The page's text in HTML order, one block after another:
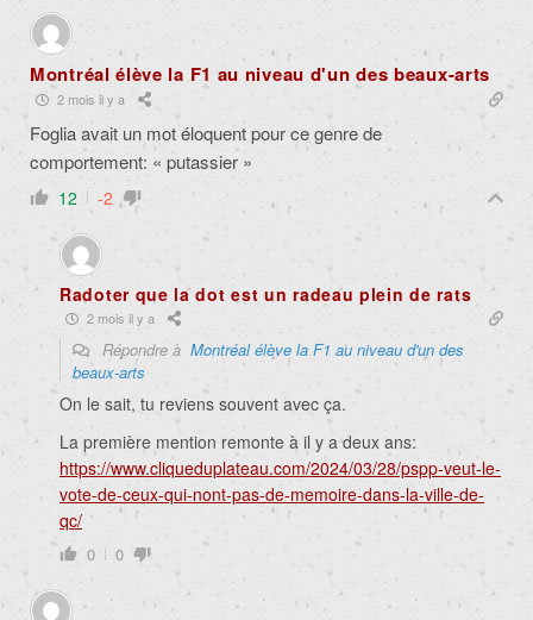
Montréal élève la F1 au niveau d'un des beaux-arts
2 mois il y a
Foglia avait un mot éloquent pour ce genre de
comportement: « putassier »
12 -2
Radoter que la dot est un radeau plein de rats
2 mois il y a
Répondre à Montréal élève la F1 au niveau d'un des
beaux-arts
On le sait, tu reviens souvent avec ça.
La première mention remonte à il y a deux ans:
https://www.cliqueduplateau.com/2024/03/28/pspp-veut-le-
vote-de-ceux-qui-nont-pas-de-memoire-dans-la-ville-de-
qc/
0 0